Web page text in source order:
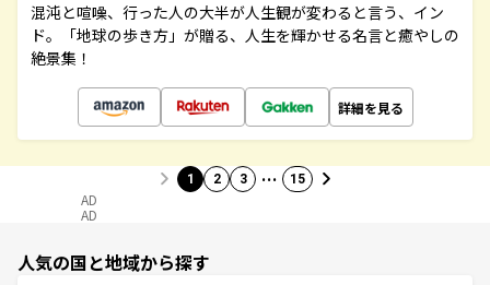
混沌と喧噪、行った人の大半が人生観が変わると言う、イン
ド。「地球の歩き方」が贈る、人生を輝かせる名言と癒やしの
絶景集！
詳細を見る
1 2 3 … 15
AD
AD
人気の国と地域から探す